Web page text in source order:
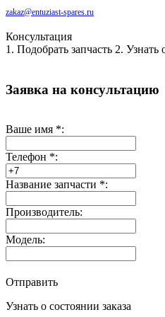
zakaz@entuziast-spares.ru
Консультация
1. Подобрать запчасть 2. Узнать
Заявка на консультацию
Ваше имя *:
Телефон *:
Название запчасти *:
Производитель:
Модель:
Отправить
Узнать о состоянии заказа